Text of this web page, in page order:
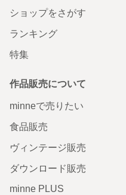
ショップをさがす
ランキング
特集
作品販売について
minneで売りたい
食品販売
ヴィンテージ販売
ダウンロード販売
minne PLUS